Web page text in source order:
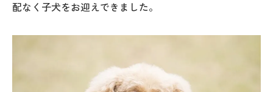
配なく子犬をお迎えできました。